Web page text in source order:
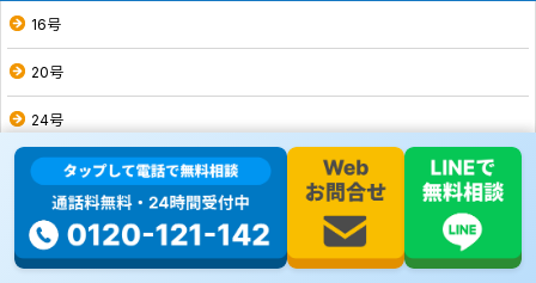
16号
20号
24号
PSタイプ
エコジョーズ
オート